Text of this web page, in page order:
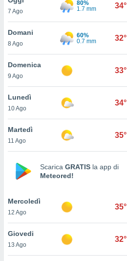
è
al sito
di
ci
di
il
un
la
nella
cookie
il tuo
in
7 Ago
80%
1.7 mm
34°
Domani
8 Ago
60%
0.7 mm
32°
Domenica
9 Ago
33°
Lunedì
10 Ago
34°
Martedì
11 Ago
35°
Scarica GRATIS la app di
Meteored!
Mercoledì
12 Ago
35°
Giovedi
13 Ago
32°